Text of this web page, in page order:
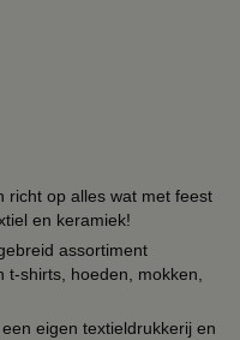
richt op alles wat met feest
en keramiek!
assortiment
shirts, hoeden, mokken,
eigen textieldrukkerij en